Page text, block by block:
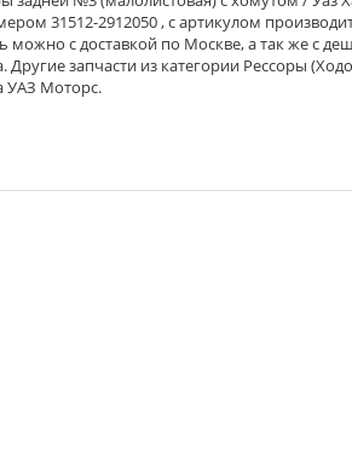
31512-2912050 , с артикулом
можно с доставкой по Москве, а так же с
запчасти из категории Рессоры
УАЗ Моторс.